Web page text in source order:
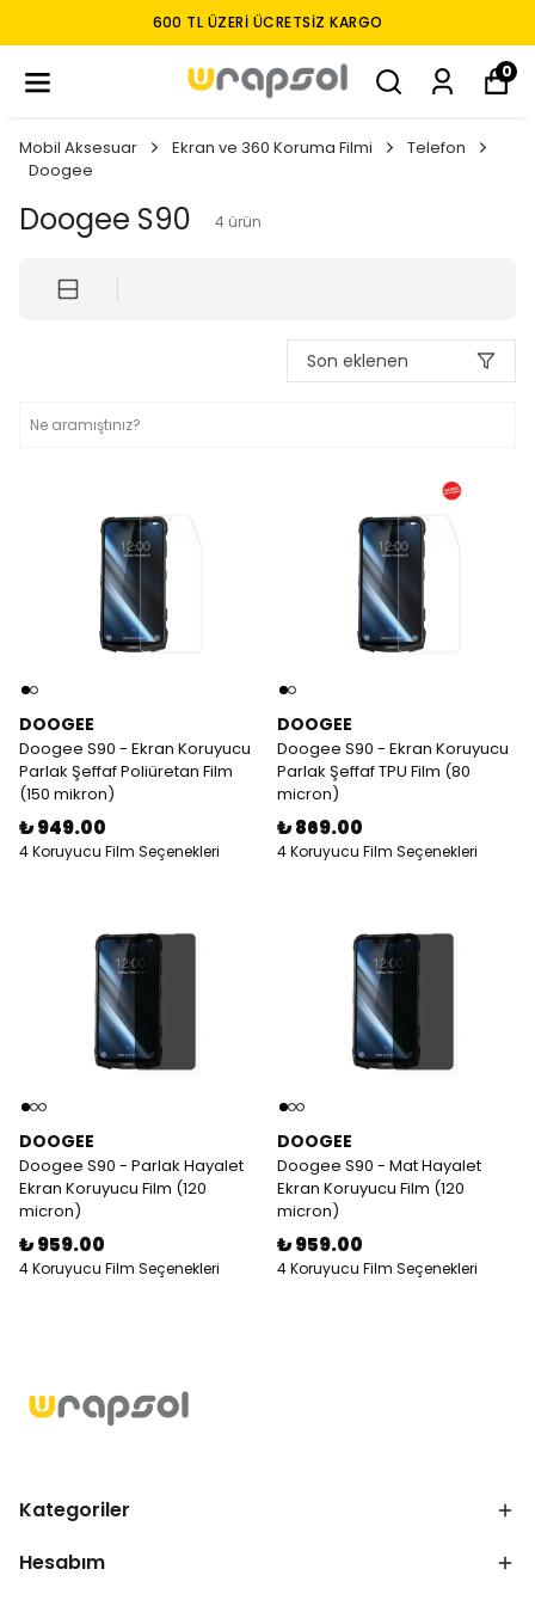
600 TL ÜZERI ÜCRETSIZ KARGO
0
Mobil Aksesuar Ekran ve 360 Koruma Filmi
Telefon
Doogee
Doogee S90 4 ürün
Son eklenen
DOOGEE
Doogee S90 - Ekran Koruyucu
Parlak Şeffaf Poliüretan Film
(150 mikron)
₺ 949.00
4 Koruyucu Film Seçenekleri
DOOGEE
Doogee S90 - Ekran Koruyucu
Parlak Şeffaf TPU Film (80
micron)
₺ 869.00
4 Koruyucu Film Seçenekleri
DOOGEE
Doogee S90 - Parlak Hayalet
Ekran Koruyucu Film (120
micron)
₺ 959.00
4 Koruyucu Film Seçenekleri
DOOGEE
Doogee S90 - Mat Hayalet
Ekran Koruyucu Film (120
micron)
₺ 959.00
4 Koruyucu Film Seçenekleri
Kategoriler
Hesabım